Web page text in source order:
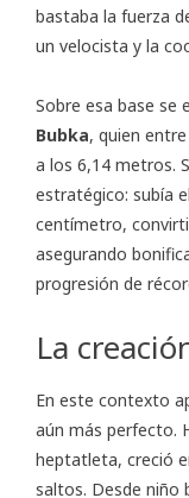
bastaba la fuerza
un velocista y la
Sobre esa base se
Bubka, quien
a los 6,14 metros.
estratégico: subía
centímetro,
asegurando
progresión de
La
En este contexto
aún más perfecto.
heptatleta, creció
saltos. Desde niño